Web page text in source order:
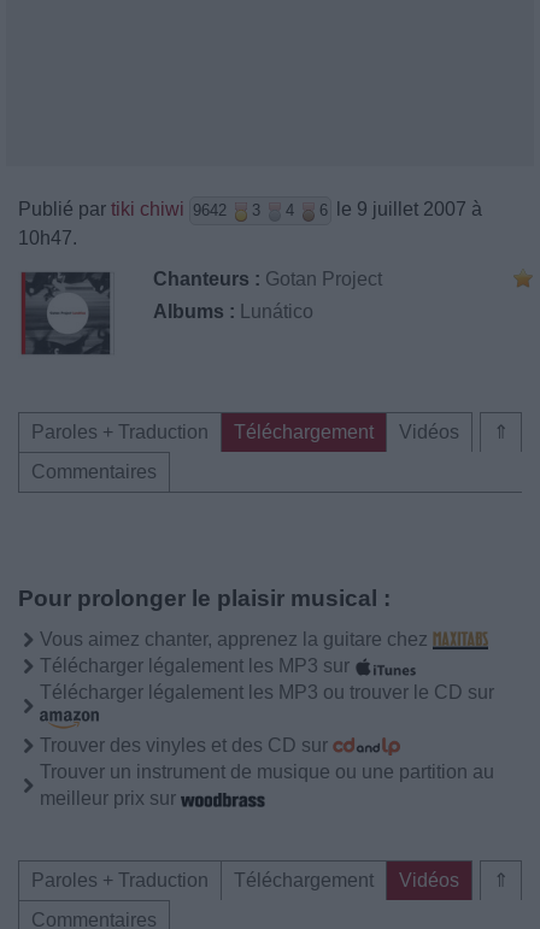
Publié par tiki chiwi 9642 3 4 6
le 9 juillet 2007 à
10h47.
Chanteurs : Gotan Project
Albums :
Lunático
⇑
Paroles + Traduction Téléchargement
Vidéos
Commentaires
Pour prolonger le plaisir musical :
Vous aimez chanter, apprenez la guitare chez
Télécharger légalement les MP3 sur
Télécharger légalement les MP3 ou trouver le CD sur
Trouver des vinyles et des CD sur
Trouver un instrument de musique ou une partition au
meilleur prix sur
⇑
Paroles + Traduction Téléchargement
Vidéos
Commentaires